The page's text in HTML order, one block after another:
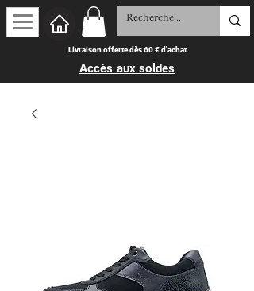
Livraison offerte dès 60 € d'achat
Accès aux soldes